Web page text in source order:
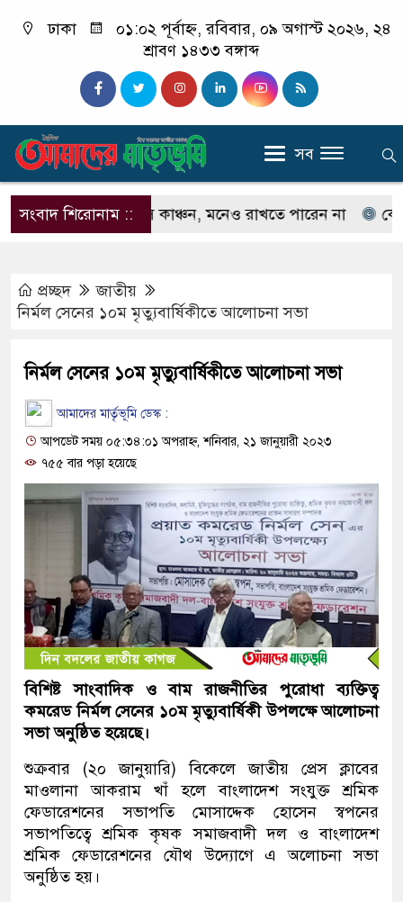
ঢাকা
০১:০২ পূর্বাহ্ন, রবিবার, ০৯ অগাস্ট ২০২৬, ২৪
শ্রাবণ ১৪৩৩ বঙ্গাব্দ
সব
সংবাদ শিরোনাম ::
না ইলিয়াস কাঞ্চন, মনেও রাখতে পারেন না কেউ যদি
প্রচ্ছদ
জাতীয়
নির্মল সেনের ১০ম মৃত্যুবার্ষিকীতে আলোচনা সভা
নির্মল সেনের ১০ম মৃত্যুবার্ষিকীতে আলোচনা সভা
আমাদের মার্তৃভূমি ডেস্ক :
আপডেট সময় ০৫:৩৪:০১ অপরাহ্ন, শনিবার, ২১ জানুয়ারী ২০২৩
৭৫৫ বার পড়া হয়েছে
বিশিষ্ট সাংবাদিক ও বাম রাজনীতির পুরোধা ব্যক্তিত্ব
কমরেড নির্মল সেনের ১০ম মৃত্যুবার্ষিকী উপলক্ষে আলোচনা
সভা অনুষ্ঠিত হয়েছে।
শুক্রবার (২০ জানুয়ারি) বিকেলে জাতীয় প্রেস ক্লাবের
মাওলানা আকরাম খাঁ হলে বাংলাদেশ সংযুক্ত শ্রমিক
ফেডারেশনের সভাপতি মোসাদ্দেক হোসেন স্বপনের
সভাপতিত্বে শ্রমিক কৃষক সমাজবাদী দল ও বাংলাদেশ
শ্রমিক ফেডারেশনের যৌথ উদ্যোগে এ অলোচনা সভা
অনুষ্ঠিত হয়।